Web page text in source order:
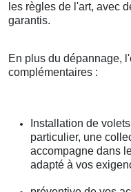
les règles de l'art, avec
garantis.
En plus du dépannage,
complémentaires :
Installation de
particulier, une
accompagne dans
adapté à vos